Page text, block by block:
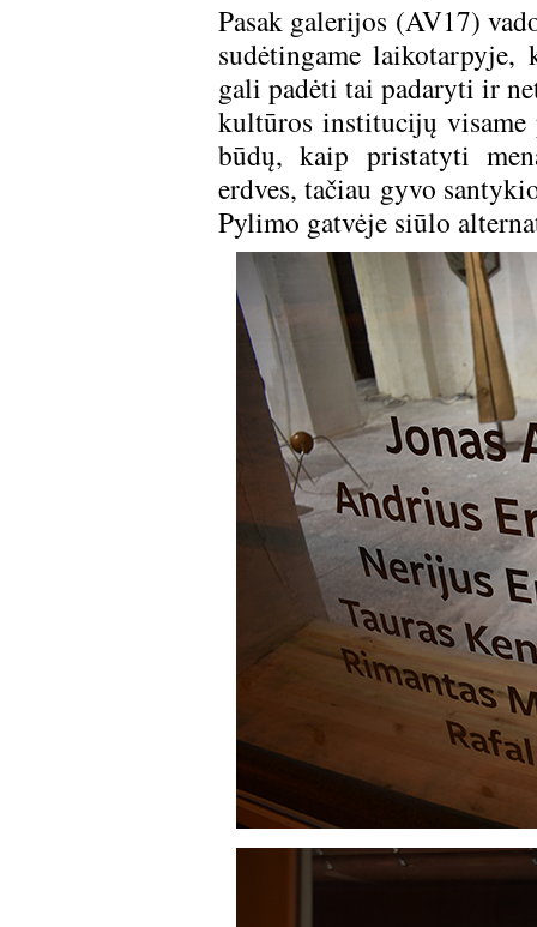
Pasak galerijos (AV17)
sudėtingame
gali padėti tai padaryti ir
kultūros institucijų
būdų, kaip pristatyti
erdves, tačiau gyvo
Pylimo gatvėje siūlo